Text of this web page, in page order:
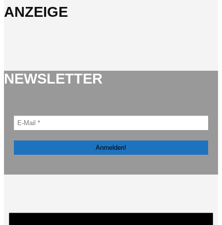
ANZEIGE
NEWSLETTER